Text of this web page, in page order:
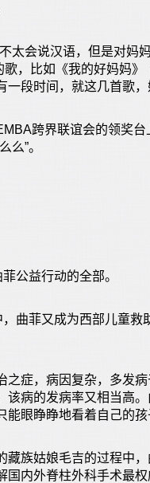
会说汉语，但是对妈
，比如《我的好妈妈》
一段时间，就这几首歌
跨界联谊会的领奖台
么”。
公益行动的全部。
曲菲又成为西部儿童救
症，病因复杂，多发病
该病的发病率又相当高
眼睁睁地看着自己的孩
族姑娘毛吉的过程中，
国内外脊柱外科手术最